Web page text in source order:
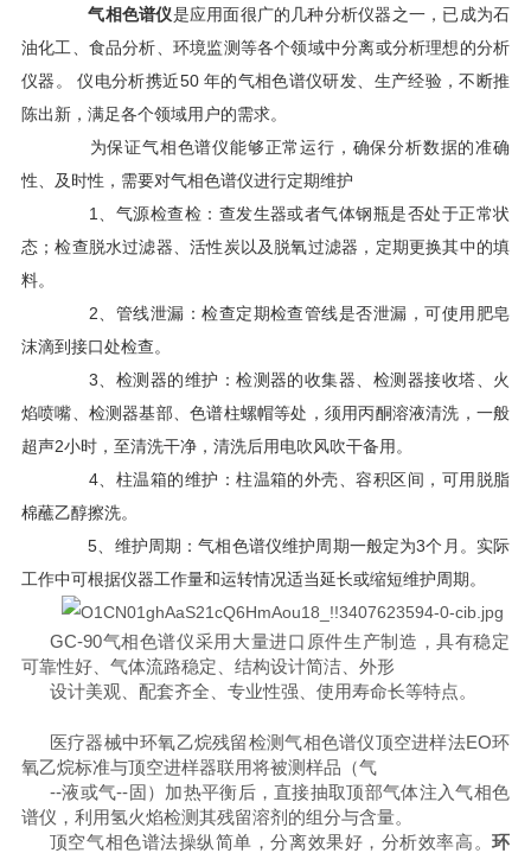
气相色谱仪是应用面很广的几种分析仪器之一，已成为石
油化工、食品分析、环境监测等各个领域中分离或分析理想的分析
仪器。 仪电分析携近50 年的气相色谱仪研发、生产经验，不断推
陈出新，满足各个领域用户的需求。
为保证气相色谱仪能够正常运行，确保分析数据的准确
性、及时性，需要对气相色谱仪进行定期维护
1、气源检查检：查发生器或者气体钢瓶是否处于正常状
态；检查脱水过滤器、活性炭以及脱氧过滤器，定期更换其中的填
料。
2、管线泄漏：检查定期检查管线是否泄漏，可使用肥皂
沫滴到接口处检查。
3、检测器的维护：检测器的收集器、检测器接收塔、火
焰喷嘴、检测器基部、色谱柱螺帽等处，须用丙酮溶液清洗，一般
超声2小时，至清洗干净，清洗后用电吹风吹干备用。
4、柱温箱的维护：柱温箱的外壳、容积区间，可用脱脂
棉蘸乙醇擦洗。
5、维护周期：气相色谱仪维护周期一般定为3个月。实际
工作中可根据仪器工作量和运转情况适当延长或缩短维护周期。
GC-90气相色谱仪采用大量进口原件生产制造，具有稳定
可靠性好、气体流路稳定、结构设计简洁、外形
设计美观、配套齐全、专业性强、使用寿命长等特点。
医疗器械中环氧乙烷残留检测气相色谱仪顶空进样法EO环
氧乙烷标准与顶空进样器联用将被测样品（气
--液或气--固）加热平衡后，直接抽取顶部气体注入气相色
谱仪，利用氢火焰检测其残留溶剂的组分与含量。
顶空气相色谱法操纵简单，分离效果好，分析效率高。环